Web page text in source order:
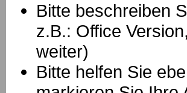
Bitte beschreiben
z.B.: Office
weiter)
Bitte helfen Sie